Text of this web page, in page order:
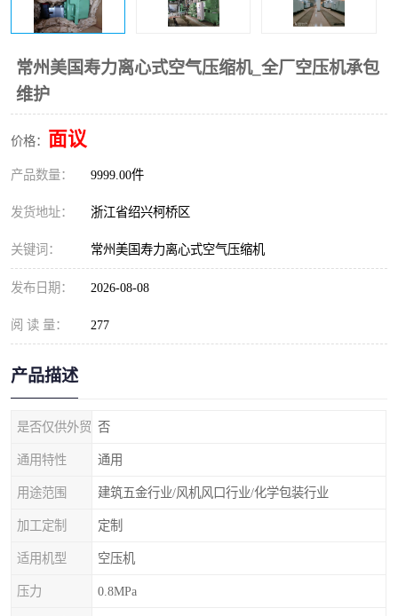
常州美国寿力离心式空气压缩机_全厂空压机承包
维护
价格： 面议
产品数量： 9999.00件
发货地址： 浙江省绍兴柯桥区
关键词： 常州美国寿力离心式空气压缩机
发布日期： 2026-08-08
阅 读 量： 277
产品描述
是否仅供外贸 否
通用特性 通用
用途范围 建筑五金行业/风机风口行业/化学包装行业
加工定制 定制
适用机型 空压机
压力 0.8MPa
冷却器 复盛FS-elliott离心机零件
CAMERON空压机维修 CAMERON空压机显示屏